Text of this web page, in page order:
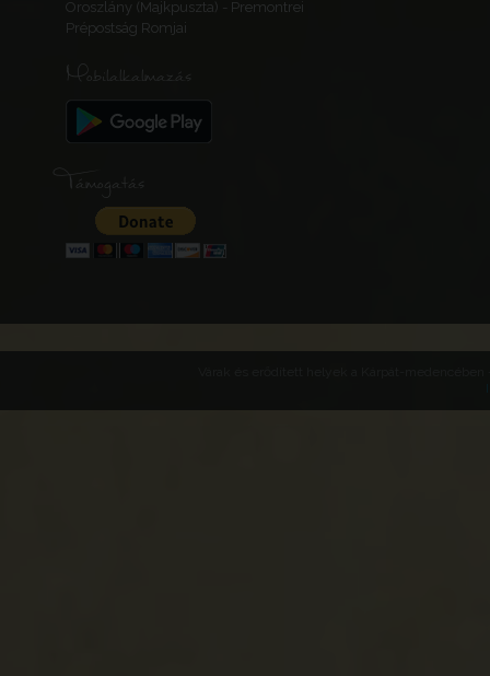
Oroszlány (Majkpuszta) - Premontrei
Prépostság Romjai
Mobilalkalmazás
Támogatás